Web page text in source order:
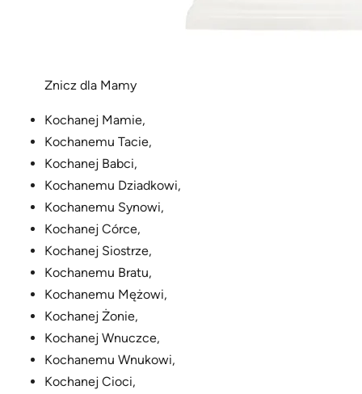
Znicz dla Mamy
Kochanej Mamie,
Kochanemu Tacie,
Kochanej Babci,
Kochanemu Dziadkowi,
Kochanemu Synowi,
Kochanej Córce,
Kochanej Siostrze,
Kochanemu Bratu,
Kochanemu Mężowi,
Kochanej Żonie,
Kochanej Wnuczce,
Kochanemu Wnukowi,
Kochanej Cioci,